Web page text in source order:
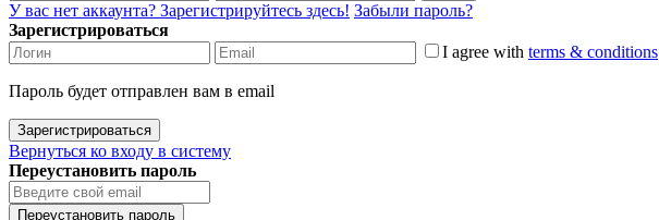
У вас нет аккаунта? Зарегистрируйтесь здесь! Забыли пароль?
Зарегистрироваться
I agree with terms & conditions
Пароль будет отправлен вам в email
Зарегистрироваться
Вернуться ко входу в систему
Переустановить пароль
Переустановить пароль